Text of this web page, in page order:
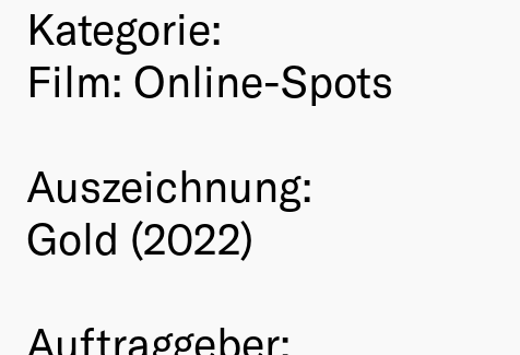
Kategorie:
Film: Online-Spots
Auszeichnung:
Gold (2022)
Auftraggeber: